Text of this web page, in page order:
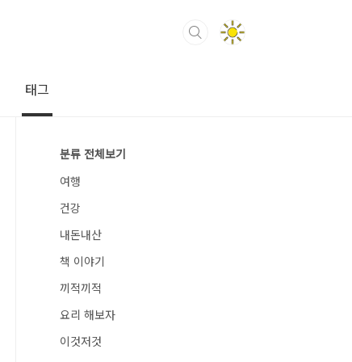
태그
분류 전체보기
여행
건강
내돈내산
책 이야기
끼적끼적
요리 해보자
이것저것